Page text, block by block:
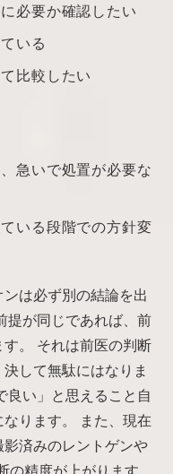
必要か確認したい
いる
比較したい
急いで処置が必要な
いる段階での方針変
は必ず別の結論を出
提が同じであれば、前
。 それは前医の判断
して無駄にはなりま
良い」と思えること自
ります。 また、現在
済みのレントゲンや
精度が上がります。